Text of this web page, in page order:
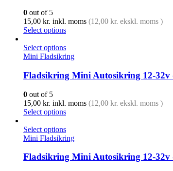
0 out of 5
15,00 kr. inkl. moms (12,00 kr. ekskl. moms )
Select options
Select options
Mini Fladsikring
Fladsikring Mini Autosikring 12-32v
0 out of 5
15,00 kr. inkl. moms (12,00 kr. ekskl. moms )
Select options
Select options
Mini Fladsikring
Fladsikring Mini Autosikring 12-32v